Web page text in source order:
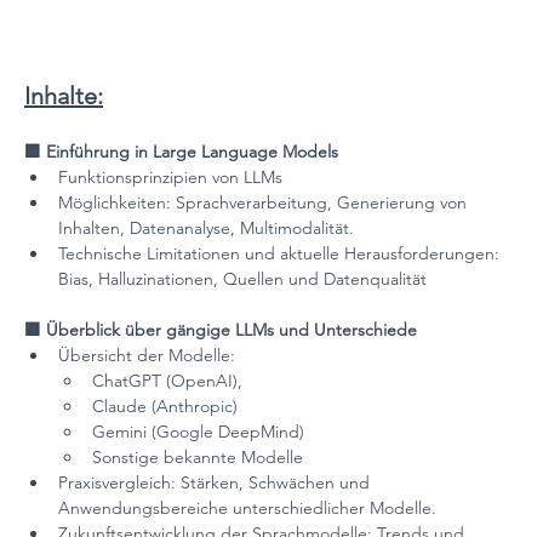
Inhalte:
🟪 Einführung in Large Language Models
Funktionsprinzipien von LLMs
Möglichkeiten: Sprachverarbeitung, Generierung von
Inhalten, Datenanalyse, Multimodalität.
Technische Limitationen und aktuelle Herausforderungen:
Bias, Halluzinationen, Quellen und Datenqualität
🟪 Überblick über gängige LLMs und Unterschiede
Übersicht der Modelle:
ChatGPT (OpenAI),
Claude (Anthropic)
Gemini (Google DeepMind)
Sonstige bekannte Modelle
Praxisvergleich: Stärken, Schwächen und
Anwendungsbereiche unterschiedlicher Modelle.